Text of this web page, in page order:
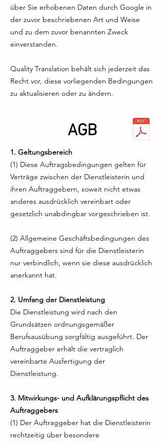
über Sie erhobenen Daten durch Google in
der zuvor beschriebenen Art und Weise
und zu dem zuvor benannten Zweck
einverstanden.
Quality Translation behält sich jederzeit das
Recht vor, diese vorliegenden Bedingungen
zu aktualisieren oder zu ändern.
AGB
1. Geltungsbereich
(1) Diese Auftragsbedingungen gelten für
Verträge zwischen der Dienstleisterin und
ihren Auftraggebern, soweit nicht etwas
anderes ausdrücklich vereinbart oder
gesetzlich unabdingbar vorgeschrieben ist.
(2) Allgemeine Geschäftsbedingungen des
Auftraggebers sind für die Dienstleisterin
nur verbindlich, wenn sie diese ausdrücklich
anerkannt hat.
2. Umfang der Dienstleistung
Die Dienstleistung wird nach den
Grundsätzen ordnungsgemäßer
Berufsausübung sorgfältig ausgeführt. Der
Auftraggeber erhält die vertraglich
vereinbarte Ausfertigung der
Dienstleistung.
3. Mitwirkungs- und Aufklärungspflicht des
Auftraggebers
(1) Der Auftraggeber hat die Dienstleisterin
rechtzeitig über besondere